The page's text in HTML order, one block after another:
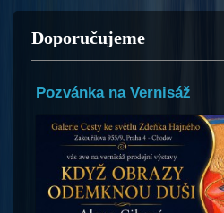
Doporučujeme
Pozvánka na Vernisáž